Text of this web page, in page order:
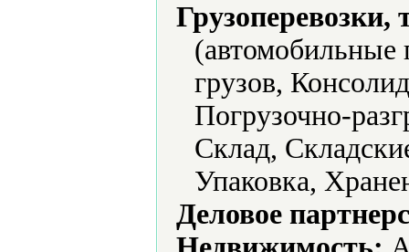
(автомобильные
грузов,
Погрузочно-
Склад,
Упаковка,
Деловое